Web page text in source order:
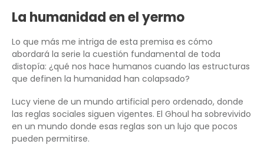
La humanidad en el yermo
Lo que más me intriga de esta premisa es cómo
abordará la serie la cuestión fundamental de toda
distopía: ¿qué nos hace humanos cuando las estructuras
que definen la humanidad han colapsado?
Lucy viene de un mundo artificial pero ordenado, donde
las reglas sociales siguen vigentes. El Ghoul ha sobrevivido
en un mundo donde esas reglas son un lujo que pocos
pueden permitirse.